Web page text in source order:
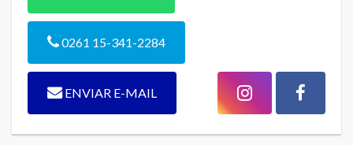
0261 15-341-2284
ENVIAR E-MAIL